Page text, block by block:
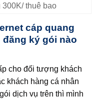
300K/ thuê bao
cáp quang
ký gói nào
cho đối tượng khách
khách hàng cá nhân
dịch vụ trên thì mình